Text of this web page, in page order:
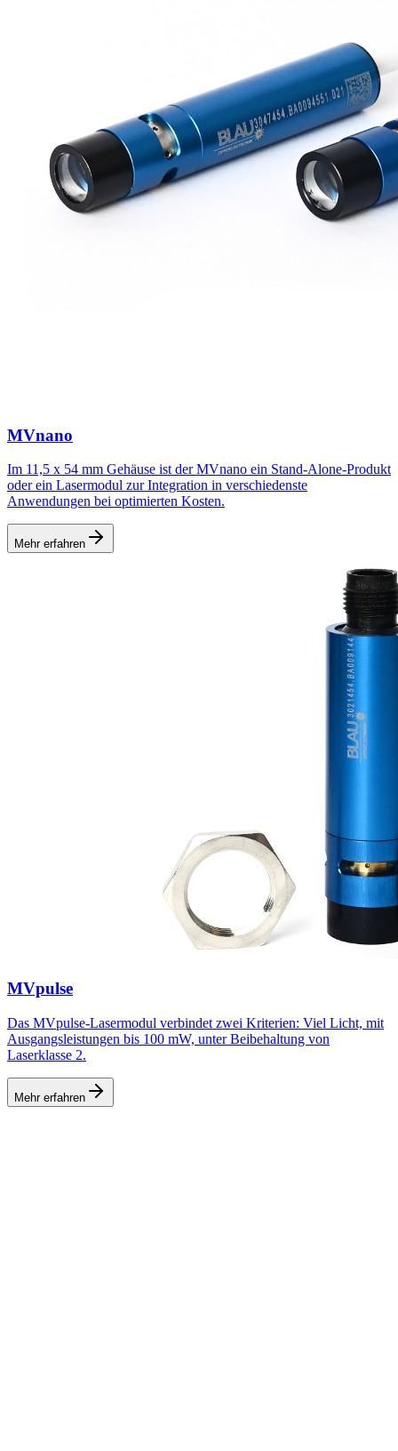
MVnano
Im 11,5 x 54 mm Gehäuse ist der MVnano ein Stand-Alone-Produkt
oder ein Lasermodul zur Integration in verschiedenste
Anwendungen bei optimierten Kosten.
Mehr erfahren
MVpulse
Das MVpulse-Lasermodul verbindet zwei Kriterien: Viel Licht, mit
Ausgangsleistungen bis 100 mW, unter Beibehaltung von
Laserklasse 2.
Mehr erfahren